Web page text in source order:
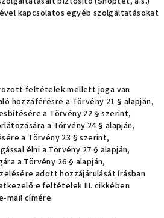
kapcsolatos egyéb szolgáltatásokat
feltételek mellett joga van
hozzáférésre a Törvény 21 § alapján,
a Törvény 22 § szerint,
a Törvény 24 § alapján,
a Törvény 23 § szerint,
élni a Törvény 27 § alapján,
a Törvény 26 § alapján,
adott hozzájárulását írásban
e feltételek III. cikkében
mail címére.